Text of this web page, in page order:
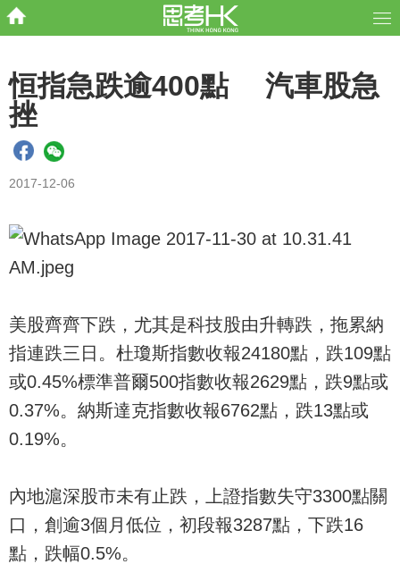
恒指急跌逾400點 汽車股急
挫
2017-12-06
美股齊齊下跌，尤其是科技股由升轉跌，拖累納
指連跌三日。杜瓊斯指數收報24180點，跌109點
或0.45%標準普爾500指數收報2629點，跌9點或
0.37%。納斯達克指數收報6762點，跌13點或
0.19%。
內地滬深股市未有止跌，上證指數失守3300點關
口，創逾3個月低位，初段報3287點，下跌16
點，跌幅0.5%。